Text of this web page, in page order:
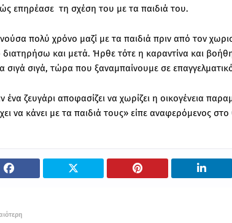
επηρέασε τη σχέση του με τα παιδιά του.
πολύ χρόνο μαζί με τα παιδιά πριν από τον
διατηρήσω και μετά. Ήρθε τότε η καραντίνα και
σιγά σιγά, τώρα που ξαναμπαίνουμε σε
ένα ζευγάρι αποφασίζει να χωρίζει η οικογένεια
να κάνει με τα παιδιά τους» είπε αναφερόμενος